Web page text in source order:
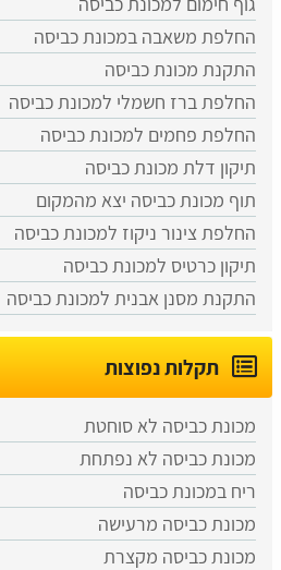
החלפת משאבה במכונת כביסה
התקנת מכונת כביסה
החלפת ברז חשמלי למכונת כביסה
החלפת פחמים למכונת כביסה
תיקון דלת מכונת כביסה
תוף מכונת כביסה יצא מהמקום
החלפת צינור ניקוז למכונת כביסה
תיקון כרטיס למכונת כביסה
התקנת מסנן אבנית למכונת כביסה
תקלות נפוצות
מכונת כביסה לא סוחטת
מכונת כביסה לא נפתחת
ריח במכונת כביסה
מכונת כביסה מרעישה
מכונת כביסה מקצרת